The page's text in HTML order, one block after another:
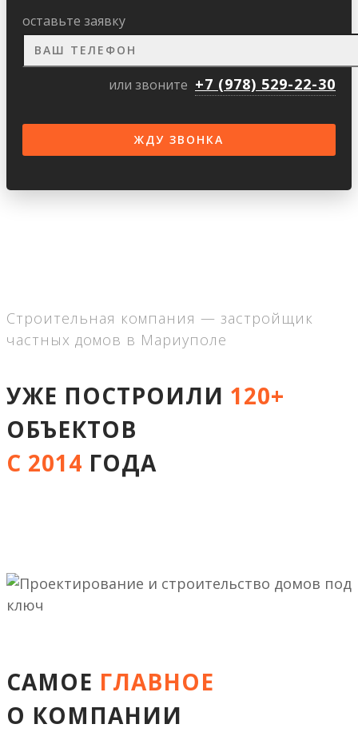
оставьте заявку
или звоните +7 (978) 529-22-30
Строительная компания — застройщик
частных домов в Мариуполе
УЖЕ ПОСТРОИЛИ 120+
ОБЪЕКТОВ
С 2014 ГОДА
САМОЕ ГЛАВНОЕ
О КОМПАНИИ